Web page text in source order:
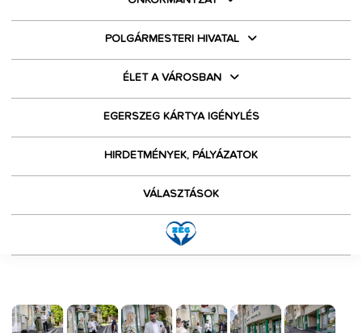
POLGÁRMESTERI HIVATAL
ÉLET A VÁROSBAN
EGERSZEG KÁRTYA IGÉNYLÉS
HIRDETMÉNYEK, PÁLYÁZATOK
VÁLASZTÁSOK